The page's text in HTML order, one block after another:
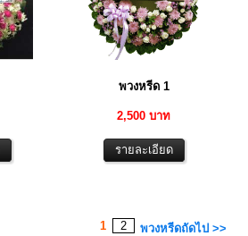
พวงหรีด 1
2,500 บาท
1 2 พวงหรีดถัดไป >>